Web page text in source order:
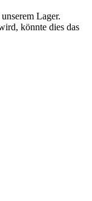
Lager.
könnte dies das